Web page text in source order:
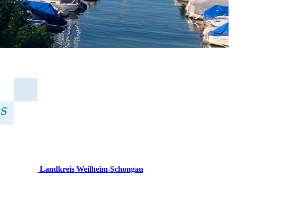
Landkreis Weilheim-Schongau